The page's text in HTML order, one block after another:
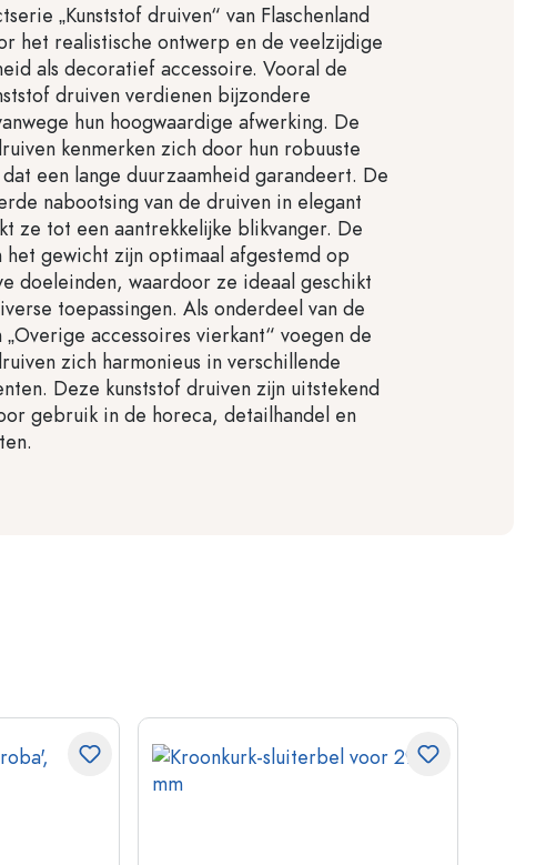
„Kunststof druiven“ van Flaschenland
het realistische ontwerp en de veelzijdige
als decoratief accessoire. Vooral de
druiven verdienen bijzondere
hun hoogwaardige afwerking. De
kenmerken zich door hun robuuste
een lange duurzaamheid garandeert. De
nabootsing van de druiven in elegant
ze tot een aantrekkelijke blikvanger. De
gewicht zijn optimaal afgestemd op
doeleinden, waardoor ze ideaal geschikt
toepassingen. Als onderdeel van de
accessoires vierkant“ voegen de
zich harmonieus in verschillende
Deze kunststof druiven zijn uitstekend
gebruik in de horeca, detailhandel en